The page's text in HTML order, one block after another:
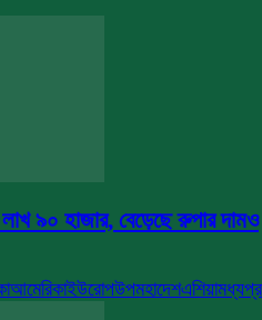
৯০ হাজার, বেড়েছে রুপার দামও
আমেরিকাইউরোপউপমহাদেশএশিয়া